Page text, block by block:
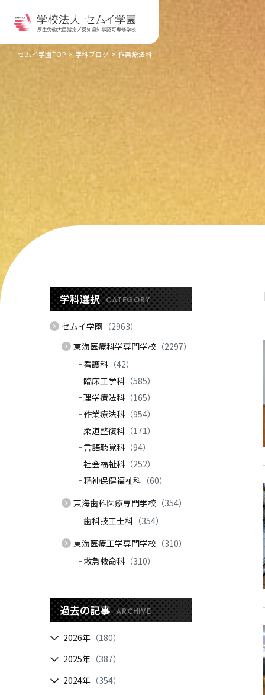
セムイ学園TOP 学科ブログ 作業療法科
学科選択 CATEGORY
セムイ学園 （2963）
東海医療科学専門学校 （2297）
看護科 （42）
臨床工学科 （585）
理学療法科 （165）
作業療法科 （954）
柔道整復科 （171）
言語聴覚科 （94）
社会福祉科 （252）
精神保健福祉科 （60）
東海歯科医療専門学校 （354）
歯科技工士科 （354）
東海医療工学専門学校 （310）
救急救命科 （310）
過去の記事 ARCHIVE
2026年 （180）
2025年 （387）
2024年 （354）